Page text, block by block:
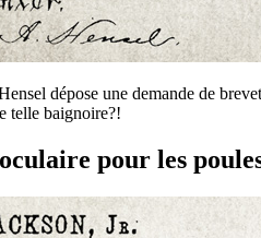
dépose une demande de
telle baignoire?!
pour les